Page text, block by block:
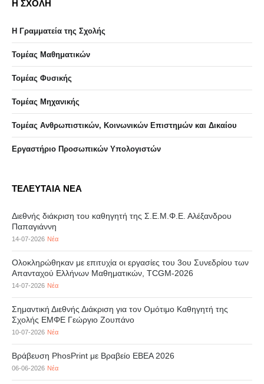
Η ΣΧΟΛΗ
Η Γραμματεία της Σχολής
Τομέας Μαθηματικών
Τομέας Φυσικής
Τομέας Μηχανικής
Τομέας Ανθρωπιστικών, Κοινωνικών Επιστημών και Δικαίου
Eργαστήριo Προσωπικών Υπολογιστών
ΤΕΛΕΥΤΑΙΑ ΝΕΑ
Διεθνής διάκριση του καθηγητή της Σ.Ε.Μ.Φ.Ε. Αλέξανδρου
Παπαγιάννη
14-07-2026 Νέα
Ολοκληρώθηκαν με επιτυχία οι εργασίες του 3ου Συνεδρίου των
Απανταχού Ελλήνων Μαθηματικών, TCGM-2026
14-07-2026 Νέα
Σημαντική Διεθνής Διάκριση για τον Ομότιμο Καθηγητή της
Σχολής ΕΜΦΕ Γεώργιο Ζουπάνο
10-07-2026 Νέα
Βράβευση PhosPrint με Βραβείο ΕΒΕΑ 2026
06-06-2026 Νέα